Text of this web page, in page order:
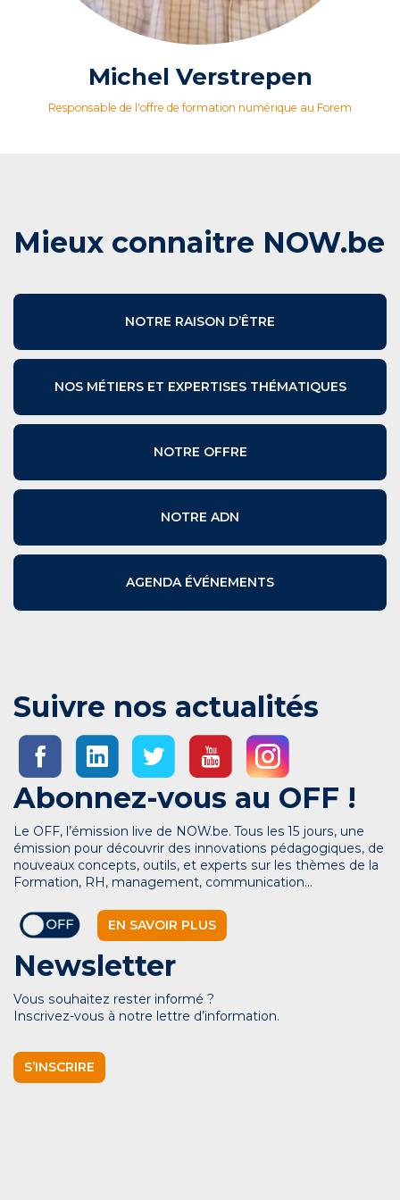
Michel Verstrepen
Responsable de l'offre de formation numérique au Forem
Mieux connaitre NOW.be
NOTRE RAISON D’ÊTRE
NOS MÉTIERS ET EXPERTISES THÉMATIQUES
NOTRE OFFRE
NOTRE ADN
AGENDA ÉVÉNEMENTS
Suivre nos actualités
Abonnez-vous au OFF !
Le OFF, l’émission live de NOW.be. Tous les 15 jours, une
émission pour découvrir des innovations pédagogiques, de
nouveaux concepts, outils, et experts sur les thèmes de la
Formation, RH, management, communication…
EN SAVOIR PLUS
Newsletter
Vous souhaitez rester informé ?
Inscrivez-vous à notre lettre d’information.
S’INSCRIRE